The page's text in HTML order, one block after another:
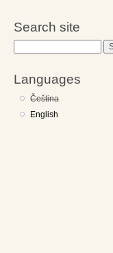
Search site
Languages
Čeština
English